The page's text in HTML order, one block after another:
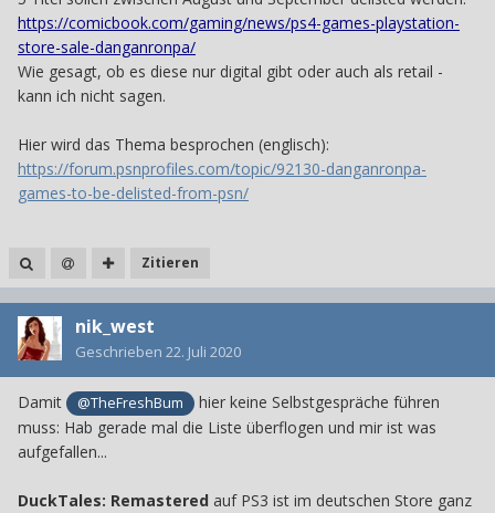
https://comicbook.com/gaming/news/ps4-games-playstation-
store-sale-danganronpa/
Wie gesagt, ob es diese nur digital gibt oder auch als retail -
kann ich nicht sagen.
Hier wird das Thema besprochen (englisch):
https://forum.psnprofiles.com/topic/92130-danganronpa-
games-to-be-delisted-from-psn/
Zitieren
nik_west
Geschrieben 22. Juli 2020
Damit @TheFreshBum
hier keine Selbstgespräche führen
muss: Hab gerade mal die Liste überflogen und mir ist was
aufgefallen...
DuckTales: Remastered auf PS3 ist im deutschen Store ganz